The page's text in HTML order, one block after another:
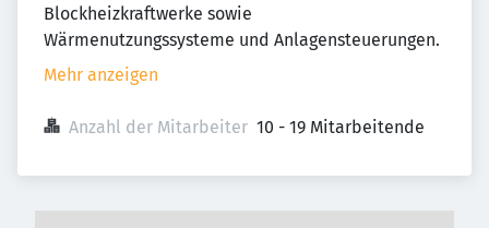
Blockheizkraftwerke sowie
Wärmenutzungssysteme und Anlagensteuerungen.
Mehr anzeigen
Anzahl der Mitarbeiter 10 - 19 Mitarbeitende